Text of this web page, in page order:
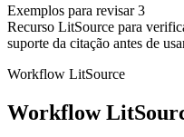
Exemplos para revisar 3
Recurso LitSource para
suporte da citação antes de
Workflow LitSource
Workflow